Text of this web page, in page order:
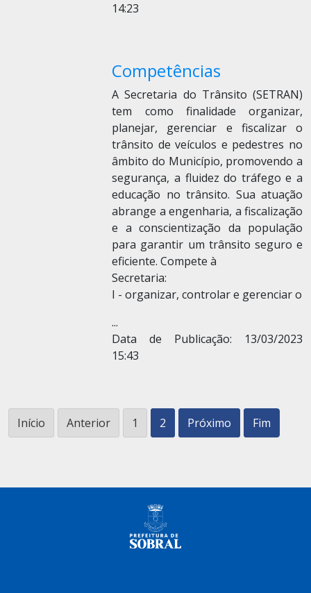
14:23
Competências
A Secretaria do Trânsito (SETRAN)
tem como finalidade organizar,
planejar, gerenciar e fiscalizar o
trânsito de veículos e pedestres no
âmbito do Município, promovendo a
segurança, a fluidez do tráfego e a
educação no trânsito. Sua atuação
abrange a engenharia, a fiscalização
e a conscientização da população
para garantir um trânsito seguro e
eficiente. Compete à
Secretaria:
I - organizar, controlar e gerenciar o
...
Data de Publicação: 13/03/2023
15:43
Início Anterior 1 2 Próximo Fim